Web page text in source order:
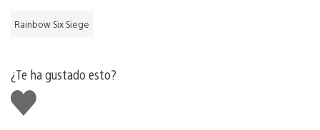
Rainbow Six Siege
¿Te ha gustado esto?
Me
gusta
esto